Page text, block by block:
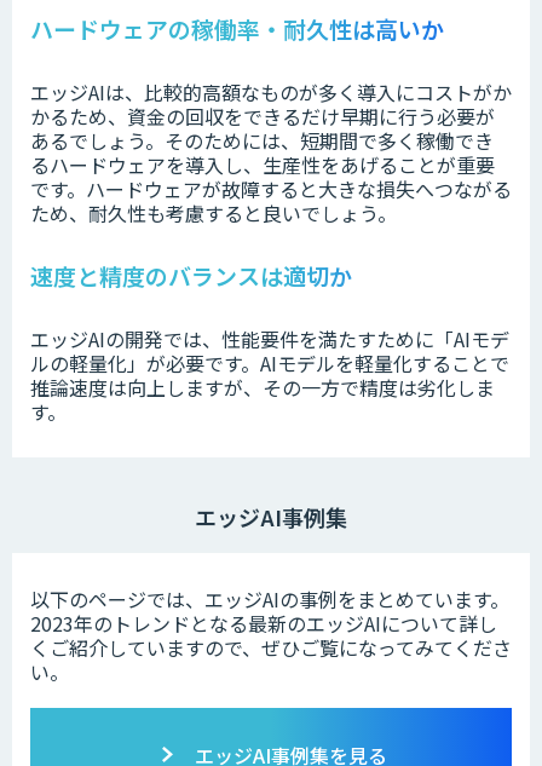
ハードウェアの稼働率・耐久性は高いか
エッジAIは、比較的高額なものが多く導入にコストがか
かるため、資金の回収をできるだけ早期に行う必要が
あるでしょう。そのためには、短期間で多く稼働でき
るハードウェアを導入し、生産性をあげることが重要
です。ハードウェアが故障すると大きな損失へつながる
ため、耐久性も考慮すると良いでしょう。
速度と精度のバランスは適切か
エッジAIの開発では、性能要件を満たすために「AIモデ
ルの軽量化」が必要です。AIモデルを軽量化することで
推論速度は向上しますが、その一方で精度は劣化しま
す。
エッジAI事例集
以下のページでは、エッジAIの事例をまとめています。
2023年のトレンドとなる最新のエッジAIについて詳し
くご紹介していますので、ぜひご覧になってみてくださ
い。
エッジAI事例集を見る